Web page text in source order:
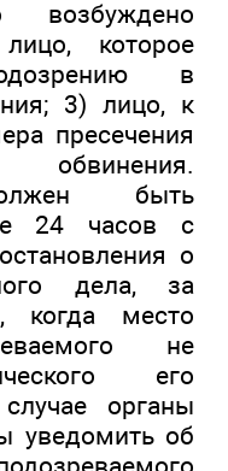
возбуждено
которое
в
3) лицо, к
пресечения
быть
24 часов с
о
дела, за
когда место
не
его
органы
уведомить об